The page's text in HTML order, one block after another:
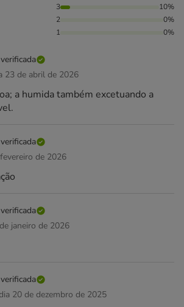
3
10%
2
0%
1
0%
23 de abril de 2026
a humida também excetuando a
de 2026
janeiro de 2026
20 de dezembro de 2025